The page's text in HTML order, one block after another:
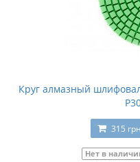
Круг алмазный
315
Нет в